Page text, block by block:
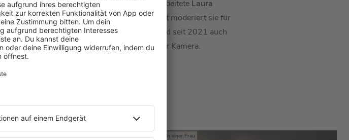
Volontariat beiSky Deutschland. Danach arbeitete Laura
2017 wechselte sie zurRTL Group, dort moderiert sie für
Laura Wontorra "Grill den Henssler
" und seit 2021 auch
im Zuge der EM-Berichterstattung vor der Kamera.
Persönlichkeiten
Mit den Waffeln einer Frau